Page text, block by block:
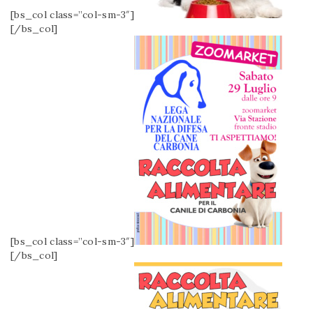
[bs_col class=”col-sm-3″]
[/bs_col]
[bs_col class=”col-sm-3″]
[/bs_col]